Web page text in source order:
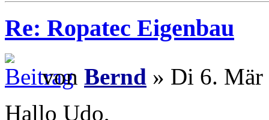
Re: Ropatec Eigenbau
von Bernd » Di 6. Mär
Hallo Udo,